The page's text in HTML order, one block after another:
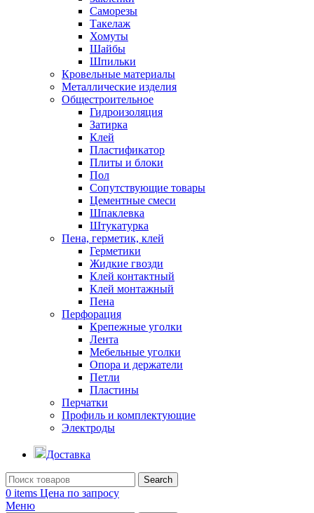
Саморезы
Такелаж
Хомуты
Шайбы
Шпильки
Кровельные материалы
Металлические изделия
Общестроительное
Гидроизоляция
Затирка
Клей
Пластификатор
Плиты и блоки
Пол
Сопутствующие товары
Цементные смеси
Шпаклевка
Штукатурка
Пена, герметик, клей
Герметики
Жидкие гвозди
Клей контактный
Клей монтажный
Пена
Перфорация
Крепежные уголки
Лента
Мебельные уголки
Опора и держатели
Петли
Пластины
Перчатки
Профиль и комплектующие
Электроды
Доставка
Search
0 items Цена по запросу
Меню